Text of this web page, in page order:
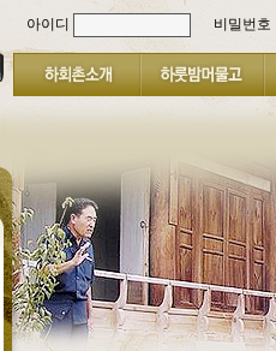
아이디 비밀번호